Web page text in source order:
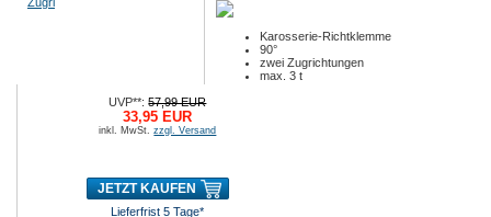
Karosserie-Richtklemme
90°
zwei Zugrichtungen
max. 3 t
UVP**:57,99 EUR
33,95 EUR
inkl. MwSt.zzgl. Versand
JETZT KAUFEN
Lieferfrist 5 Tage*